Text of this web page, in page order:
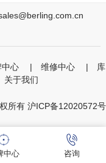
中心 | 维修中心 |
库
关于我们
所有 沪ICP备12020572号
中心 咨询